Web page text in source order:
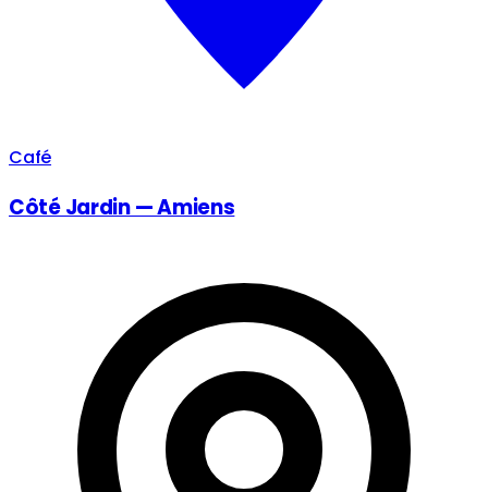
Café
Côté Jardin — Amiens